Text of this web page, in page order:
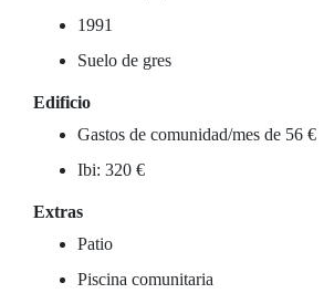
1991
Suelo de gres
Edificio
Gastos de comunidad/mes de 56 €
Ibi: 320 €
Extras
Patio
Piscina comunitaria